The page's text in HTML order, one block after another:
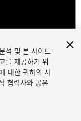
석 및 본 사이트
를 제공하기 위
대한 귀하의 사
협력사와 공유